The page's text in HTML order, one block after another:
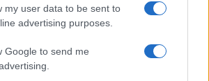
my user data to be sent to
advertising purposes.
Google to send me